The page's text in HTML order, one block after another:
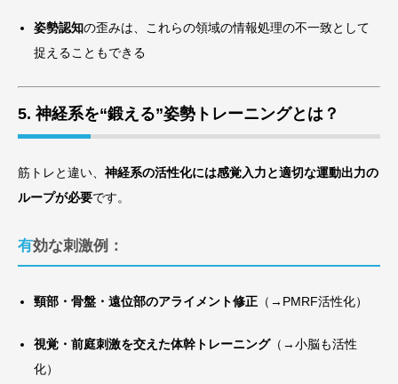
姿勢認知の歪みは、これらの領域の情報処理の不一致として
捉えることもできる
5. 神経系を“鍛える”姿勢トレーニングとは？
筋トレと違い、 神経系の活性化には感覚入力と適切な運動出力の
ループが必要です。
有効な刺激例：
頸部・骨盤・遠位部のアライメント修正 （→PMRF活性化）
視覚・前庭刺激を交えた体幹トレーニング（→小脳も活性
化）